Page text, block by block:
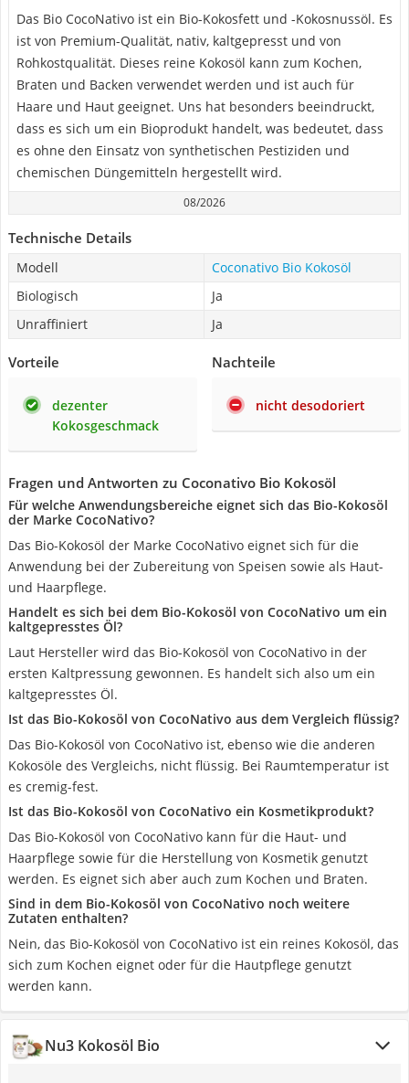
Das Bio CocoNativo ist ein Bio-Kokosfett und -Kokosnussöl. Es
ist von Premium-Qualität, nativ, kaltgepresst und von
Rohkostqualität. Dieses reine Kokosöl kann zum Kochen,
Braten und Backen verwendet werden und ist auch für
Haare und Haut geeignet. Uns hat besonders beeindruckt,
dass es sich um ein Bioprodukt handelt, was bedeutet, dass
es ohne den Einsatz von synthetischen Pestiziden und
chemischen Düngemitteln hergestellt wird.
08/2026
Technische Details
Modell
Coconativo Bio Kokosöl
Biologisch
Ja
Unraffiniert
Ja
Vorteile
dezenter
Kokosgeschmack
Nachteile
nicht desodoriert
Fragen und Antworten zu Coconativo Bio Kokosöl
Für welche Anwendungsbereiche eignet sich das Bio-Kokosöl
der Marke CocoNativo?
Das Bio-Kokosöl der Marke CocoNativo eignet sich für die
Anwendung bei der Zubereitung von Speisen sowie als Haut-
und Haarpflege.
Handelt es sich bei dem Bio-Kokosöl von CocoNativo um ein
kaltgepresstes Öl?
Laut Hersteller wird das Bio-Kokosöl von CocoNativo in der
ersten Kaltpressung gewonnen. Es handelt sich also um ein
kaltgepresstes Öl.
Ist das Bio-Kokosöl von CocoNativo aus dem Vergleich flüssig?
Das Bio-Kokosöl von CocoNativo ist, ebenso wie die anderen
Kokosöle des Vergleichs, nicht flüssig. Bei Raumtemperatur ist
es cremig-fest.
Ist das Bio-Kokosöl von CocoNativo ein Kosmetikprodukt?
Das Bio-Kokosöl von CocoNativo kann für die Haut- und
Haarpflege sowie für die Herstellung von Kosmetik genutzt
werden. Es eignet sich aber auch zum Kochen und Braten.
Sind in dem Bio-Kokosöl von CocoNativo noch weitere
Zutaten enthalten?
Nein, das Bio-Kokosöl von CocoNativo ist ein reines Kokosöl, das
sich zum Kochen eignet oder für die Hautpflege genutzt
werden kann.
‎Nu3 Kokosöl Bio